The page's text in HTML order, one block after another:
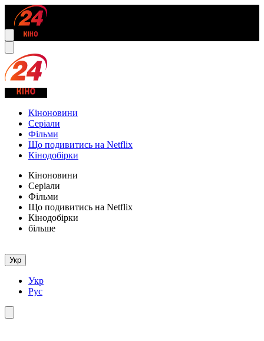
Кіноновини
Серіали
Фільми
Що подивитись на Netflix
Кінодобірки
Кіноновини
Серіали
Фільми
Що подивитись на Netflix
Кінодобірки
більше
Укр
Укр
Рус